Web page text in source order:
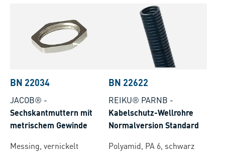
BN 22034
JACOB® -
Sechskantmuttern mit
metrischem Gewinde
Messing, vernickelt
BN 22622
REIKU® PARNB -
Kabelschutz-Wellrohre
Normalversion Standard
Polyamid, PA 6, schwarz